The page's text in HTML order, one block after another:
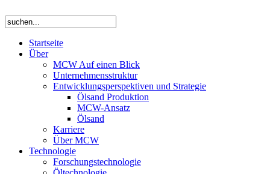
Startseite
Über
MCW Auf einen Blick
Unternehmensstruktur
Entwicklungsperspektiven und Strategie
Ölsand Produktion
MCW-Ansatz
Ölsand
Karriere
Über MCW
Technologie
Forschungstechnologie